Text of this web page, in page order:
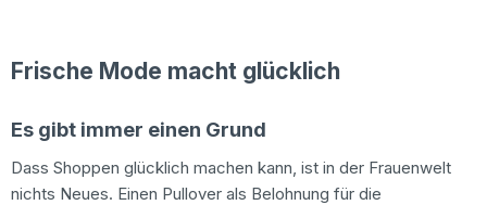
Frische Mode macht glücklich
Es gibt immer einen Grund
Dass Shoppen glücklich machen kann, ist in der Frauenwelt
nichts Neues. Einen Pullover als Belohnung für die